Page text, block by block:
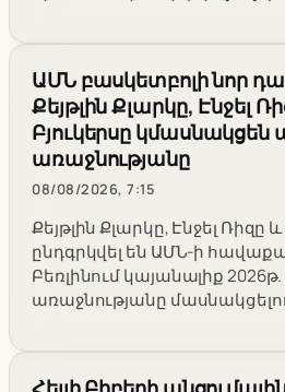
ԱՄՆ բասկետբոլի նոր
Քեյթլին Քլարկը, Էնջել
Բյուկերսը
առաջնությանը
08/08/2026, 7:15
Քեյթլին Քլարկը, Էնջել Ռիզը և
ընդգրկվել են ԱՄՆ-ի
Բեռլինում կայանալիք
առաջնությանը